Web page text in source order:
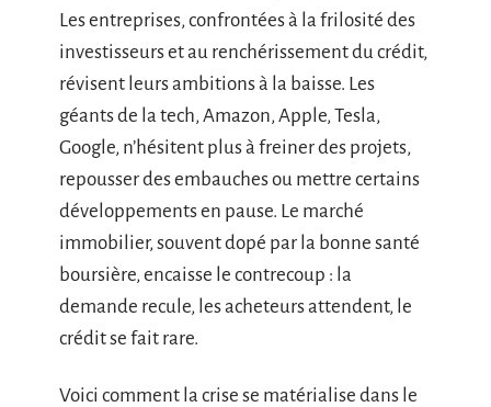
Les entreprises, confrontées à la frilosité des
investisseurs et au renchérissement du crédit,
révisent leurs ambitions à la baisse. Les
géants de la tech, Amazon, Apple, Tesla,
Google, n’hésitent plus à freiner des projets,
repousser des embauches ou mettre certains
développements en pause. Le marché
immobilier, souvent dopé par la bonne santé
boursière, encaisse le contrecoup : la
demande recule, les acheteurs attendent, le
crédit se fait rare.
Voici comment la crise se matérialise dans le